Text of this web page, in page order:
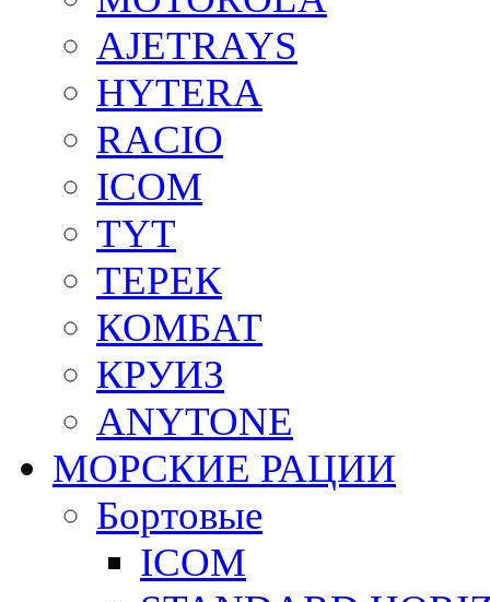
AJETRAYS
HYTERA
RACIO
ICOM
TYT
ТЕРЕК
КОМБАТ
КРУИЗ
ANYTONE
МОРСКИЕ РАЦИИ
Бортовые
ICOM